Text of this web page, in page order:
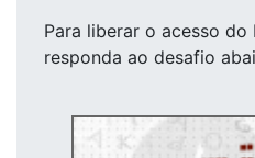
Para liberar o acesso do
responda ao desafio